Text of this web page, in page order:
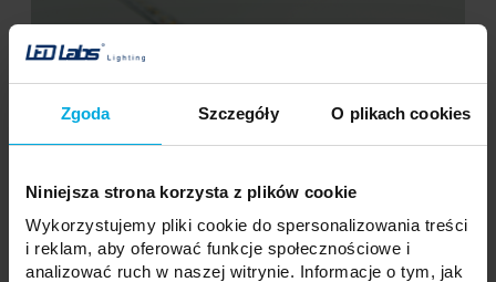
Zgoda Szczegóły O plikach cookies
Niniejsza strona korzysta z plików cookie
Wykorzystujemy pliki cookie do spersonalizowania treści
i reklam, aby oferować funkcje społecznościowe i
analizować ruch w naszej witrynie. Informacje o tym, jak